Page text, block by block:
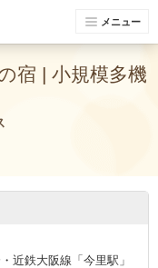
メニュー
宿 | 小規模多機
近鉄大阪線「今里駅」